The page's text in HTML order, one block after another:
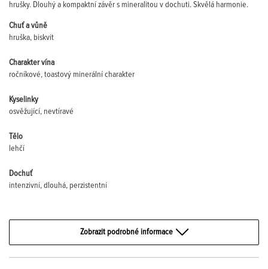
hrušky. Dlouhý a kompaktní závěr s mineralitou v dochuti. Skvělá harmonie.
Chuť a vůně
hruška, biskvit
Charakter vína
ročníkové, toastový minerální charakter
Kyselinky
osvěžující, nevtíravé
Tělo
lehčí
Dochuť
intenzivní, dlouhá, perzistentní
Zobrazit podrobné informace